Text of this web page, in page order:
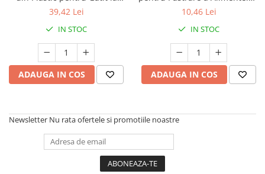
Microunde, 22 x 11.8 x 8 cm,
39,42 Lei
IN STOC
ADAUGA IN COS
Cutie Depozitare pentru
Dreptunghiulara, din Plastic,
12 x 12 x 4.5 cm, 350ml,
Transparent
10,46 Lei
IN STOC
ADAUGA IN COS
Newsletter Nu rata ofertele si promotiile noastre